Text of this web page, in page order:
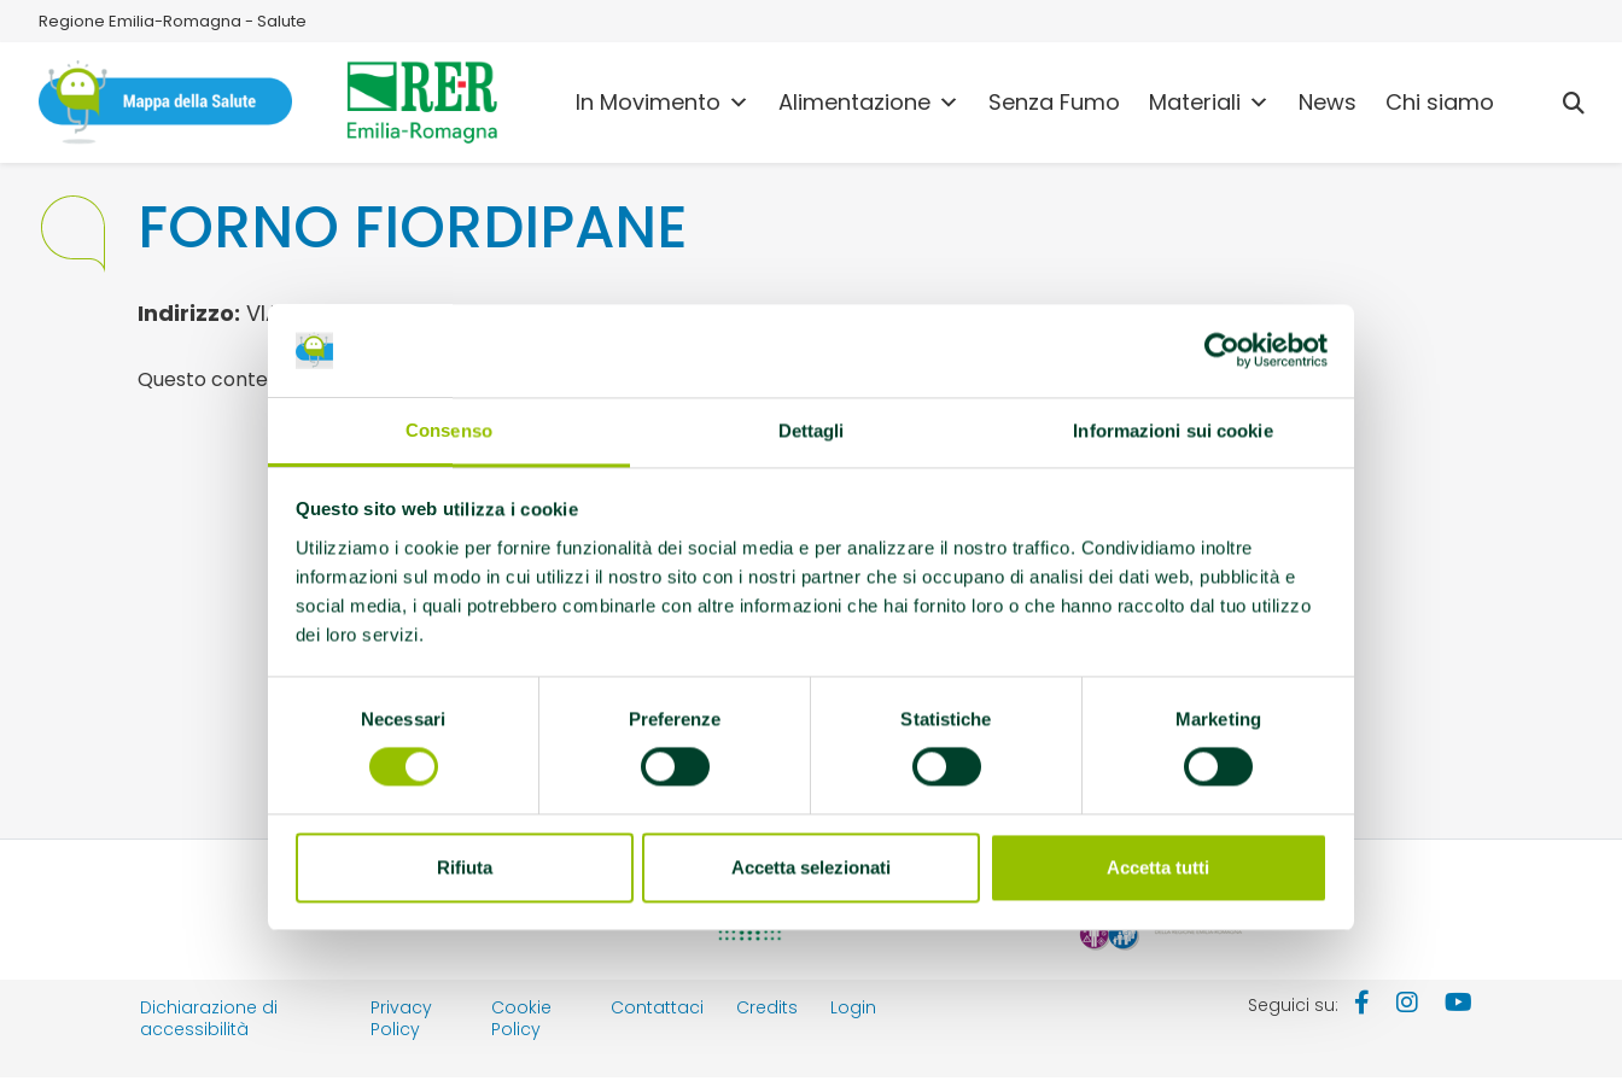
Consenso Dettagli Informazioni sui cookie
Questo sito web utilizza i cookie
Utilizziamo i cookie per fornire funzionalità dei social media e per analizzare il nostro traffico. Condividiamo inoltre
informazioni sul modo in cui utilizzi il nostro sito con i nostri partner che si occupano di analisi dei dati web, pubblicità e
social media, i quali potrebbero combinarle con altre informazioni che hai fornito loro o che hanno raccolto dal tuo utilizzo
dei loro servizi.
Necessari Preferenze Statistiche Marketing
Rifiuta Accetta selezionati Accetta tutti
Regione Emilia-Romagna - Salute
In Movimento Alimentazione Senza Fumo Materiali News Chi siamo
FORNO FIORDIPANE
Indirizzo: VIA MAZZINI, 73 SAN FELICE SUL PANARO
Questo contenuto si trova in
Dichiarazione di
accessibilità
Privacy
Policy
Cookie
Policy
Contattaci Credits Login Seguici su: